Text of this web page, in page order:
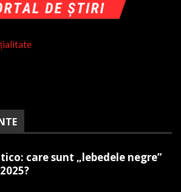
care sunt „lebedele negre”